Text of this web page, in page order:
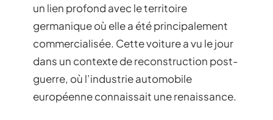
un lien profond avec le territoire
germanique où elle a été principalement
commercialisée. Cette voiture a vu le jour
dans un contexte de reconstruction post-
guerre, où l’industrie automobile
européenne connaissait une renaissance.